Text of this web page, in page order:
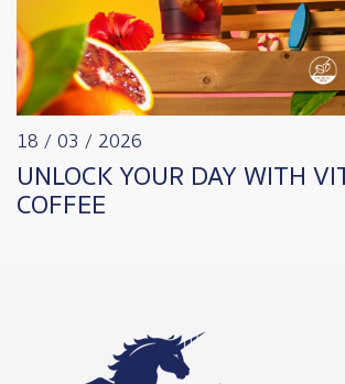
18 / 03 / 2026
UNLOCK YOUR DAY WITH
COFFEE